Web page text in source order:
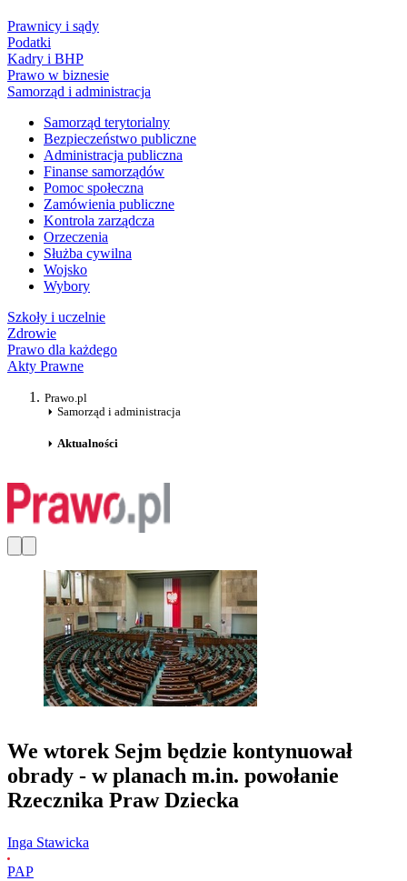
Prawnicy i sądy
Podatki
Kadry i BHP
Prawo w biznesie
Samorząd i administracja
Samorząd terytorialny
Bezpieczeństwo publiczne
Administracja publiczna
Finanse samorządów
Pomoc społeczna
Zamówienia publiczne
Kontrola zarządcza
Orzeczenia
Służba cywilna
Wojsko
Wybory
Szkoły i uczelnie
Zdrowie
Prawo dla każdego
Akty Prawne
Prawo.pl
Samorząd i administracja
Aktualności
We wtorek Sejm będzie kontynuował
obrady - w planach m.in. powołanie
Rzecznika Praw Dziecka
Inga Stawicka
PAP